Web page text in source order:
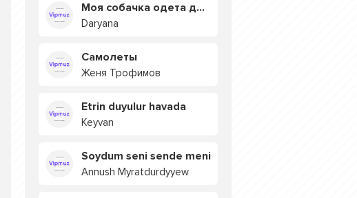
Моя собачка одета дороже тебя
Daryana
Самолеты
Женя Трофимов
Etrin duyulur havada
Keyvan
Soydum seni sende meni
Annush Myratdurdyyew